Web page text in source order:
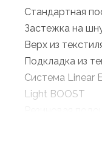
Стандартная
Застежка на
Верх из
Подкладка из
Система Linear
Light BOOST
пены BOOST,